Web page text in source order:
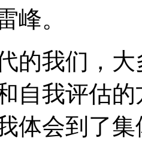
峰。
的我们，
自我评估
体会到了